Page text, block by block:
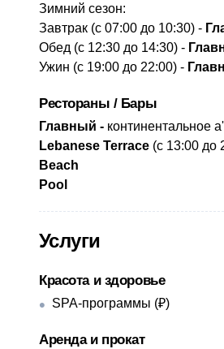
Зимний сезон:
Завтрак (с 07:00 до 10:30) -
Обед (с 12:30 до 14:30) -
Ужин (с 19:00 до 22:00) -
Рестораны / Бары
Главный - континентальное
Lebanese Terrace (с 13:00 до
Beach
Pool
Услуги
Красота и здоровье
SPA-программы (₽)
Аренда и прокат